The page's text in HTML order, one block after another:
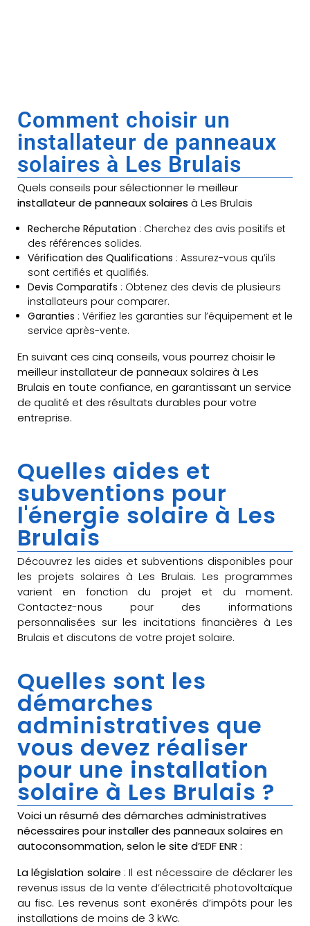
Comment choisir un
installateur de panneaux
solaires à Les Brulais
Quels conseils pour sélectionner le meilleur
installateur de panneaux solaires à Les Brulais
Recherche Réputation : Cherchez des avis positifs et
des références solides.
Vérification des Qualifications : Assurez-vous qu’ils
sont certifiés et qualifiés.
Devis Comparatifs : Obtenez des devis de plusieurs
installateurs pour comparer.
Garanties : Vérifiez les garanties sur l’équipement et le
service après-vente.
En suivant ces cinq conseils, vous pourrez choisir le
meilleur installateur de panneaux solaires à Les
Brulais en toute confiance, en garantissant un service
de qualité et des résultats durables pour votre
entreprise.
Quelles aides et
subventions pour
l'énergie solaire à Les
Brulais
Découvrez les aides et subventions disponibles pour
les projets solaires à Les Brulais. Les programmes
varient en fonction du projet et du moment.
Contactez-nous pour des informations
personnalisées sur les incitations financières à Les
Brulais et discutons de votre projet solaire.
Quelles sont les
démarches
administratives que
vous devez réaliser
pour une installation
solaire à Les Brulais ?
Voici un résumé des démarches administratives
nécessaires pour installer des panneaux solaires en
autoconsommation, selon le site d’EDF ENR :
La législation solaire : Il est nécessaire de déclarer les
revenus issus de la vente d’électricité photovoltaïque
au fisc. Les revenus sont exonérés d’impôts pour les
installations de moins de 3 kWc.